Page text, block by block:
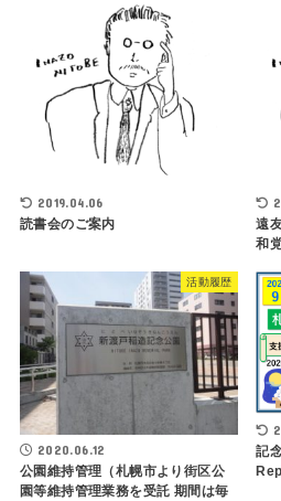
2019.04.06
読書会のご案内
遠
和
活動履歴
2020.06.12
公園維持管理（札幌市より街区公
園等維持管理業務を受託 期間は毎
記